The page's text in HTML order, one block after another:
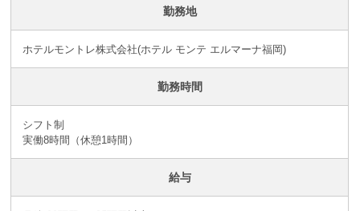
勤務地
ホテルモントレ株式会社(ホテル モンテ エルマーナ福岡)
勤務時間
シフト制
実働8時間（休憩1時間）
給与